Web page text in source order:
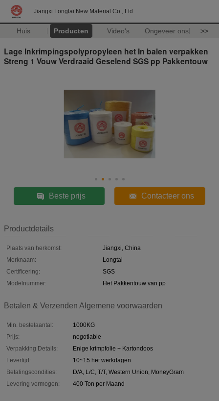
Jiangxi Longtai New Material Co., Ltd
Huis Producten Video's Ongeveer ons >>
Lage Inkrimpingspolypropyleen het In balen verpakken
Streng 1 Vouw Verdraaid Geselend SGS pp Pakkentouw
Beste prijs Contacteer ons
Productdetails
Plaats van herkomst:
Jiangxi, China
Merknaam:
Longtai
Certificering:
SGS
Modelnummer:
Het Pakkentouw van pp
Betalen & Verzenden Algemene voorwaarden
Min. bestelaantal:
1000KG
Prijs:
negotiable
Verpakking Details:
Enige krimpfolie + Kartondoos
Levertijd:
10~15 het werkdagen
Betalingscondities:
D/A, L/C, T/T, Western Union, MoneyGram
Levering vermogen:
400 Ton per Maand